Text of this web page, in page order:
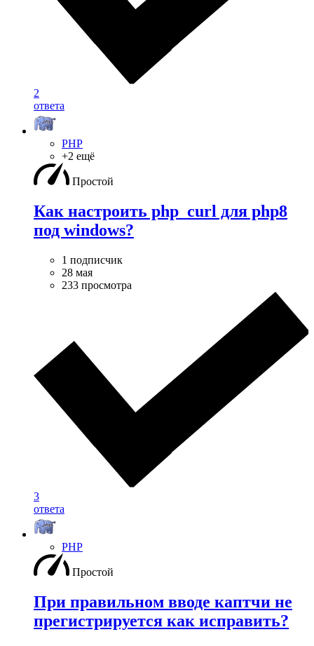
2
ответа
PHP
+2 ещё
Простой
Как настроить php_curl для php8
под windows?
1 подписчик
28 мая
233 просмотра
3
ответа
PHP
Простой
При правильном вводе каптчи не
прегистрируется как исправить?